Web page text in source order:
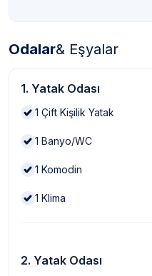
Odalar& Eşyalar
1. Yatak Odası
1 Çift Kişilik Yatak
1 Banyo/WC
1 Komodin
1 Klima
2. Yatak Odası